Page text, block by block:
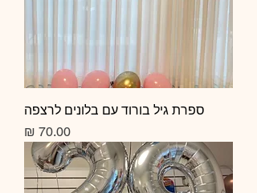
ספרת גיל בורוד עם בלונים לרצפה
מחיר